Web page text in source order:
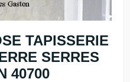
TAPISSERIE
SERRES
40700